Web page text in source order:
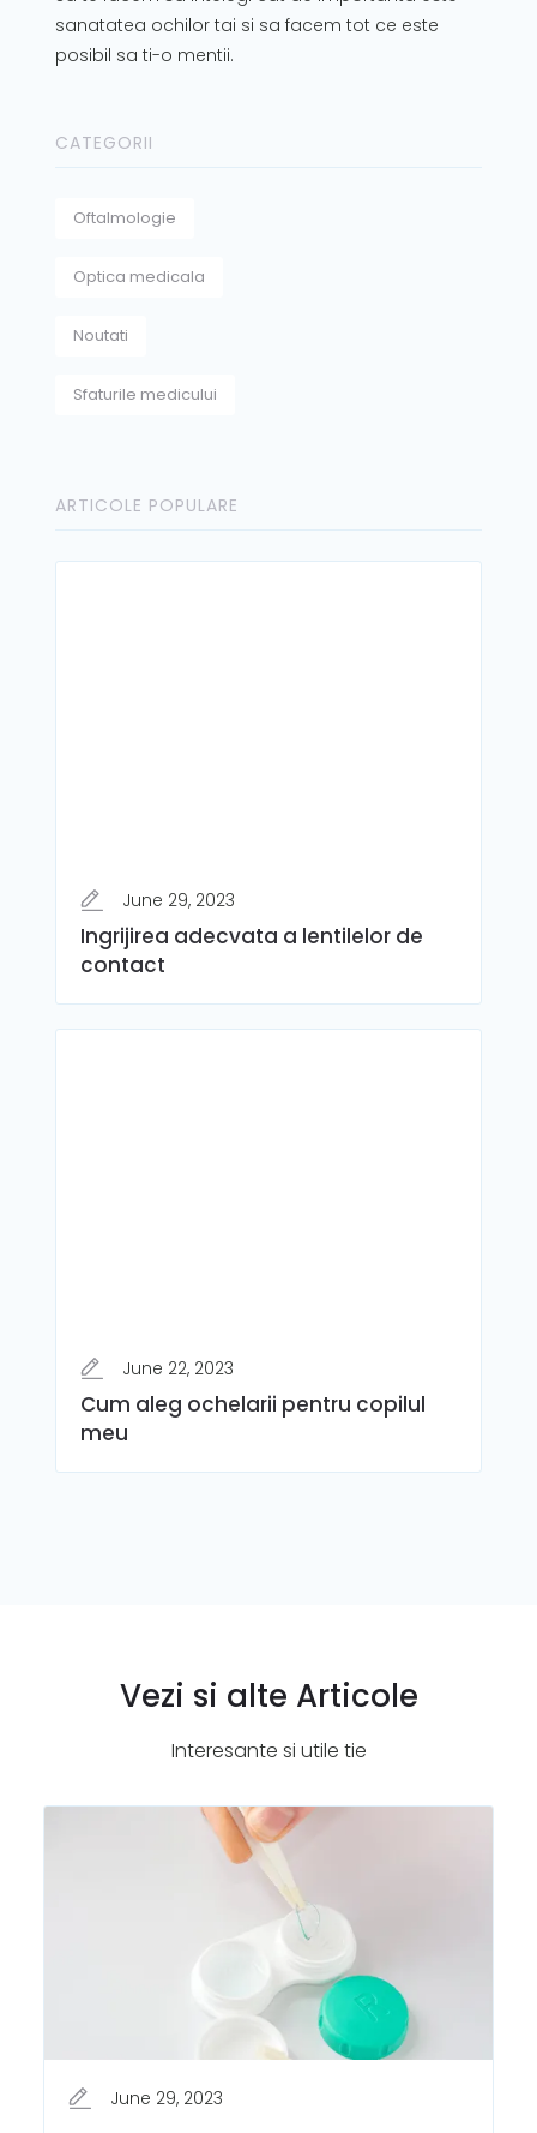
sanatatea ochilor tai si sa facem tot ce este
posibil sa ti-o mentii.
CATEGORII
Oftalmologie
Optica medicala
Noutati
Sfaturile medicului
ARTICOLE POPULARE
June 29, 2023
Ingrijirea adecvata a lentilelor de
contact
June 22, 2023
Cum aleg ochelarii pentru copilul
meu
Vezi si alte Articole
Interesante si utile tie
June 29, 2023